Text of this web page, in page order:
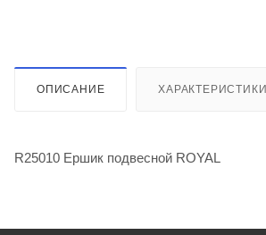
ОПИСАНИЕ ХАРАКТЕРИСТИКИ
R25010 Ершик подвесной ROYAL